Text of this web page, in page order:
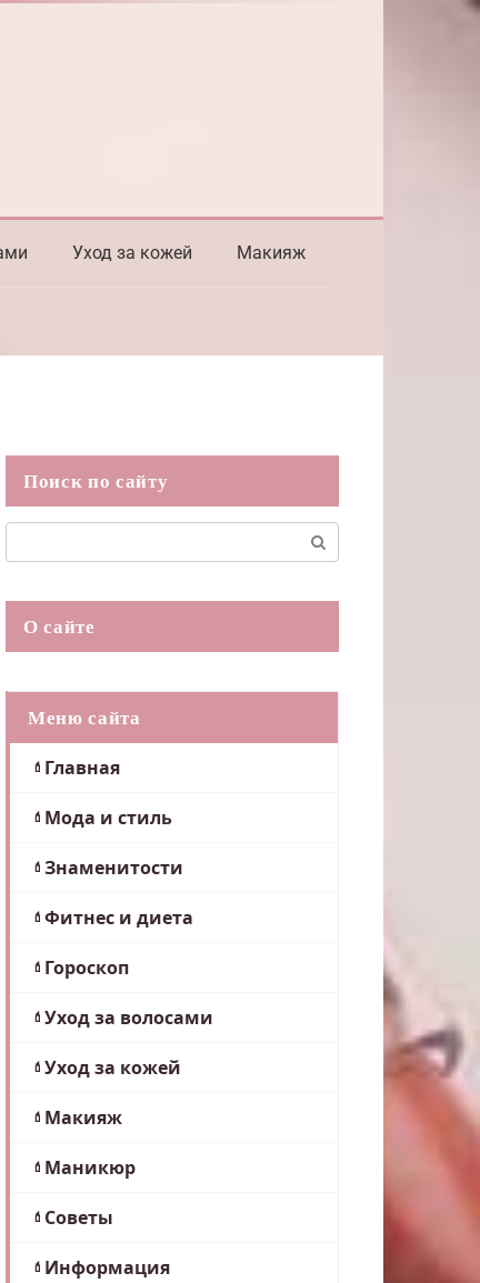
Уход за кожей Макияж
Поиск по сайту
О сайте
Меню сайта
Главная
Мода и стиль
Знаменитости
Фитнес и диета
Гороскоп
Уход за волосами
Уход за кожей
Макияж
Маникюр
Советы
Информация